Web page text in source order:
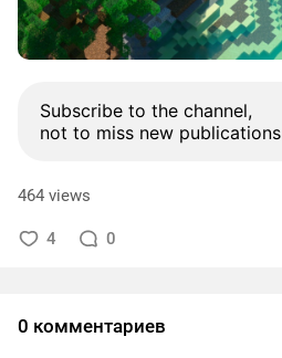
Subscribe to the channel,
not to miss new publications
464 views
4 0
0 комментариев